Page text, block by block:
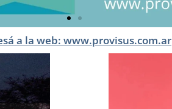
a la web: www.provisus.com.ar